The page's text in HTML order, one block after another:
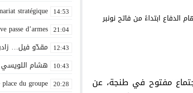
مفتوح في طنجة، عن
14:53
stratégique
21:04
passe d’armes
12:43 مقدّو فيل…
10:43 هشام اللويسي
20:28
du groupe